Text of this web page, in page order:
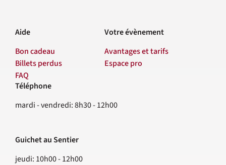
Aide
Bon cadeau
Billets perdus
FAQ
Votre évènement
Avantages et tarifs
Espace pro
Contact
Téléphone
mardi - vendredi: 8h30 - 12h00
Guichet au Sentier
jeudi: 10h00 - 12h00